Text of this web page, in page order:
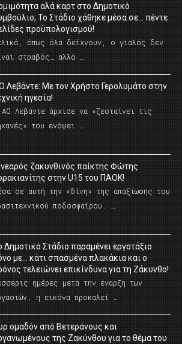
αλά καρτ στο Δημοτικό
Το Στάδιο χάθηκε μέσα σε… πέντε
προϋπολογισμού!
όπως όλα δείχνουν, ο γιαλός δεν
στραβός… αλλά …
Λεβάντε: Με τον Χρήστο Γερολυμάτο στην
ηγεσία!
Λεβάντε άρχισε να «ζεσταίνει τις
του ενόψει …
νεαρός ζακυνθινός παίκτης Φώτης
στην U15 του ΠΑΟΚ!
σε αυτή την «δίνη» της απαξίωσης του
ποδοσφαίρου. …
Δημοτικό Στάδιο παραμένει εργοτάξιο
με… κάτι σπασμένα πλακάκια και ο
τελειώνει επικίνδυνα για τη Ζάκυνθο!
ημέρες μετά την έναρξη των
η εικόνα προκαλεί …
ομαδόν από Βετεράνους και
της Ζακύνθου για το θέμα του